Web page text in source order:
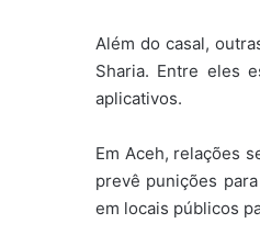
Além do casal,
Sharia. Entre eles
aplicativos.
Em Aceh, relações
prevê punições
em locais públicos